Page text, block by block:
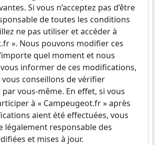
Si vous n’acceptez pas d’être
de toutes les conditions
ne pas utiliser et accéder à
». Nous pouvons modifier ces
quel moment et nous
informer de ces modifications,
conseillons de vérifier
vous-même. En effet, si vous
à « Campeugeot.fr » après
aient été effectuées, vous
légalement responsable des
et mises à jour.